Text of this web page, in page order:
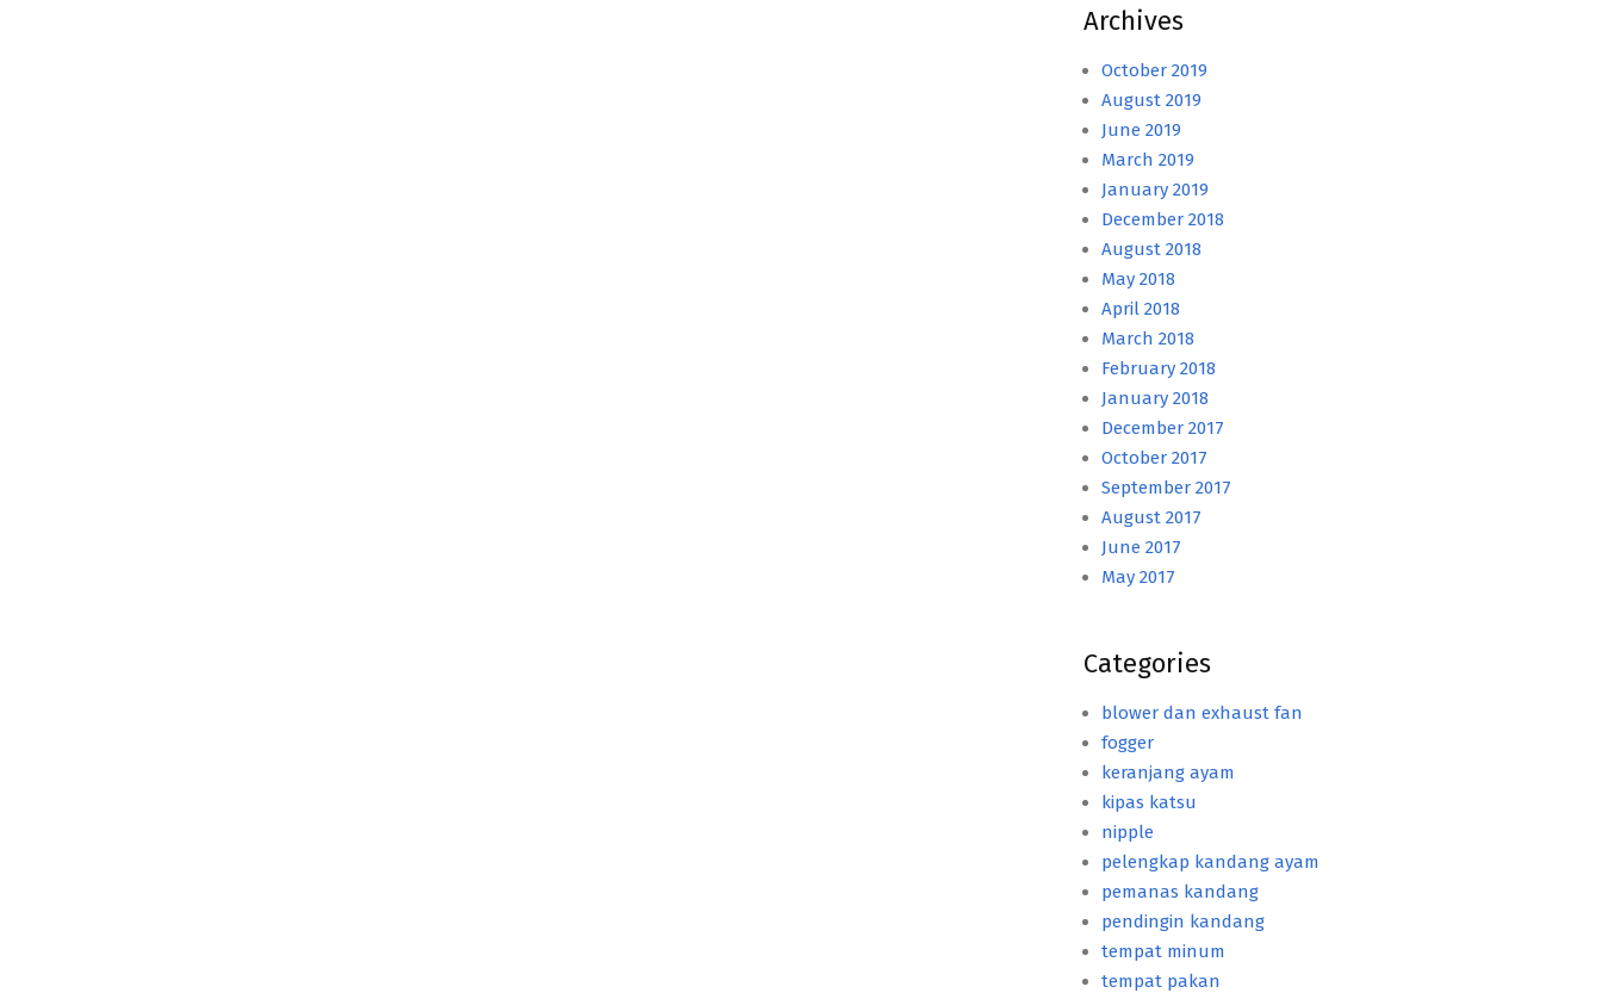
Archives
October 2019
August 2019
June 2019
March 2019
January 2019
December 2018
August 2018
May 2018
April 2018
March 2018
February 2018
January 2018
December 2017
October 2017
September 2017
August 2017
June 2017
May 2017
Categories
blower dan exhaust fan
fogger
keranjang ayam
kipas katsu
nipple
pelengkap kandang ayam
pemanas kandang
pendingin kandang
tempat minum
tempat pakan